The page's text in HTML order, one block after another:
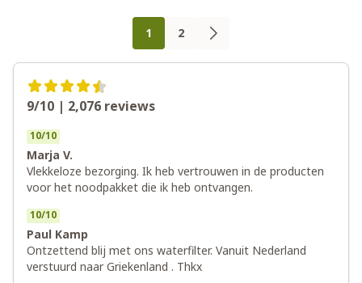
Pagina
U lees momenteel pagina
1 Pagina
2 Pagina
9/10 | 2,076 reviews
10/10
Marja V.
Vlekkeloze bezorging. Ik heb vertrouwen in de producten
voor het noodpakket die ik heb ontvangen.
10/10
Paul Kamp
Ontzettend blij met ons waterfilter. Vanuit Nederland
verstuurd naar Griekenland . Thkx